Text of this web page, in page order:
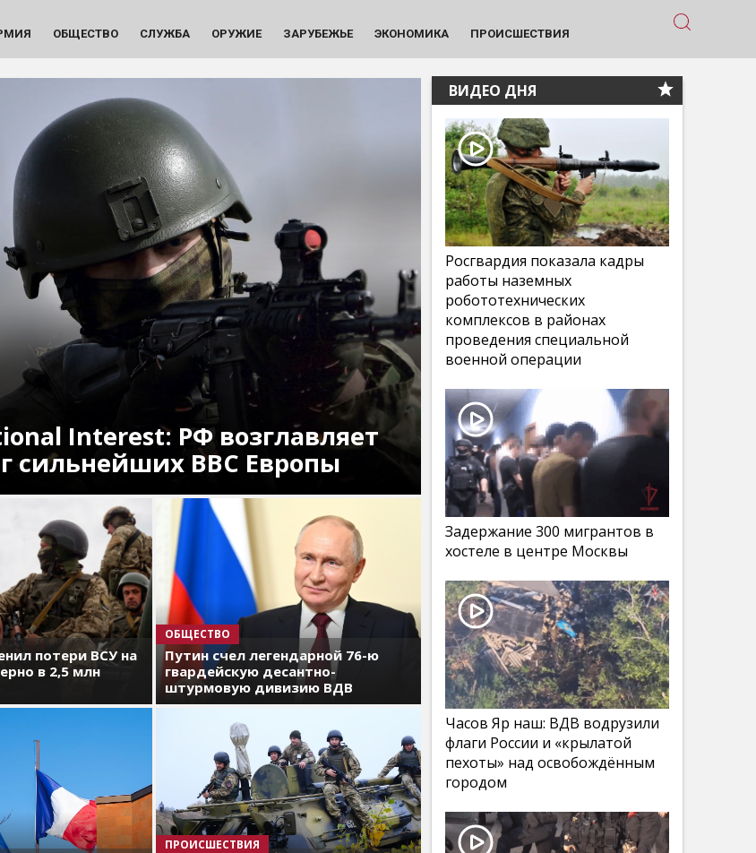
ОБЩЕСТВО СЛУЖБА ОРУЖИЕ ЗАРУБЕЖЬЕ ЭКОНОМИКА ПРОИСШЕСТВИЯ
Interest: РФ возглавляет
сильнейших ВВС Европы
потери ВСУ на
в 2,5 млн
ОБЩЕСТВО
Путин счел легендарной 76-ю
гвардейскую десантно-
штурмовую дивизию ВДВ
ПРОИСШЕСТВИЯ
ВИДЕО ДНЯ
Росгвардия показала кадры
работы наземных
робототехнических
комплексов в районах
проведения специальной
военной операции
Задержание 300 мигрантов в
хостеле в центре Москвы
Часов Яр наш: ВДВ водрузили
флаги России и «крылатой
пехоты» над освобождённым
городом